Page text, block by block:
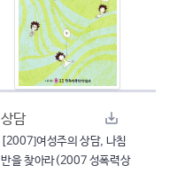
상담
[2007]여성주의 상담, 나침
반을 찾아라(2007 성폭력상